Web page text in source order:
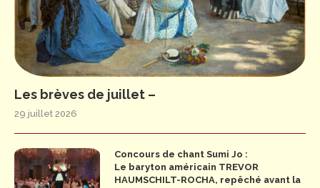
Les brèves de juillet –
29 juillet 2026
Concours de chant Sumi Jo :
Le baryton américain TREVOR
HAUMSCHILT-ROCHA, repêché avant la